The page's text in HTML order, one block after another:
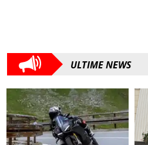
ULTIME NEWS